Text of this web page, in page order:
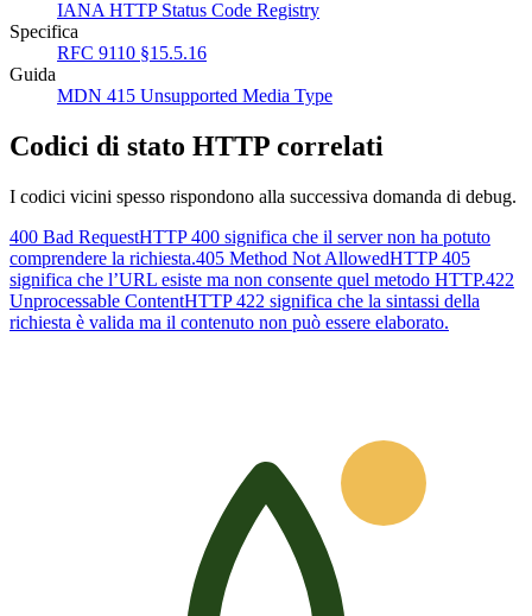
IANA HTTP Status Code Registry
Specifica
RFC 9110 §15.5.16
Guida
MDN 415 Unsupported Media Type
Codici di stato HTTP correlati
I codici vicini spesso rispondono alla successiva domanda di debug.
400 Bad RequestHTTP 400 significa che il server non ha potuto
comprendere la richiesta.405 Method Not AllowedHTTP 405
significa che l’URL esiste ma non consente quel metodo HTTP.422
Unprocessable ContentHTTP 422 significa che la sintassi della
richiesta è valida ma il contenuto non può essere elaborato.